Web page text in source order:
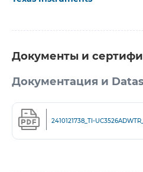
Документы и
Документация и
2410121738_TI-